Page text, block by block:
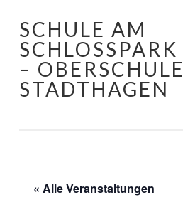
Springe
zum
Inhalt
SCHULE AM
SCHLOSSPARK
– OBERSCHULE
STADTHAGEN
« Alle Veranstaltungen